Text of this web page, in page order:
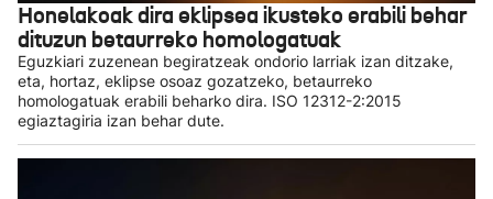
Honelakoak dira eklipsea ikusteko erabili behar
dituzun betaurreko homologatuak
Eguzkiari zuzenean begiratzeak ondorio larriak izan ditzake,
eta, hortaz, eklipse osoaz gozatzeko, betaurreko
homologatuak erabili beharko dira. ISO 12312-2:2015
egiaztagiria izan behar dute.